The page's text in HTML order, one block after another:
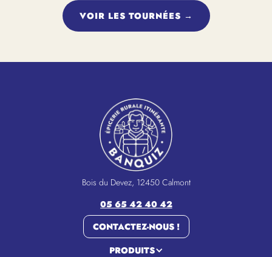
VOIR LES TOURNÉES →
Bois du Devez, 12450 Calmont
05 65 42 40 42
CONTACTEZ-NOUS !
PRODUITS